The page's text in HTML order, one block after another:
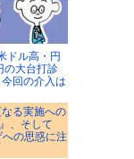
ドル高・円
の大台打診
回の介入は
る実施への
、そして
への思惑に注